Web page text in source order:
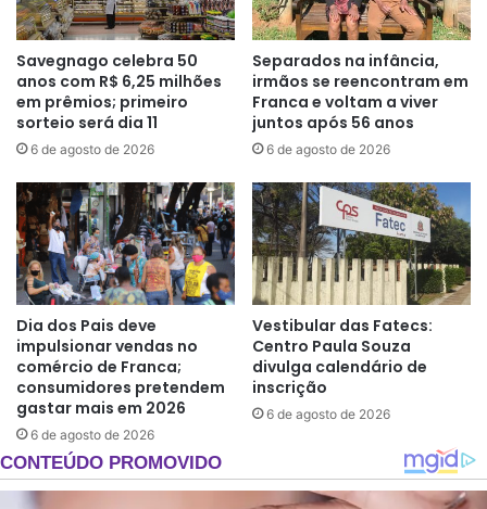
Savegnago celebra 50
anos com R$ 6,25 milhões
em prêmios; primeiro
sorteio será dia 11
6 de agosto de 2026
Separados na infância,
irmãos se reencontram em
Franca e voltam a viver
juntos após 56 anos
6 de agosto de 2026
Dia dos Pais deve
impulsionar vendas no
comércio de Franca;
consumidores pretendem
gastar mais em 2026
6 de agosto de 2026
Vestibular das Fatecs:
Centro Paula Souza
divulga calendário de
inscrição
6 de agosto de 2026